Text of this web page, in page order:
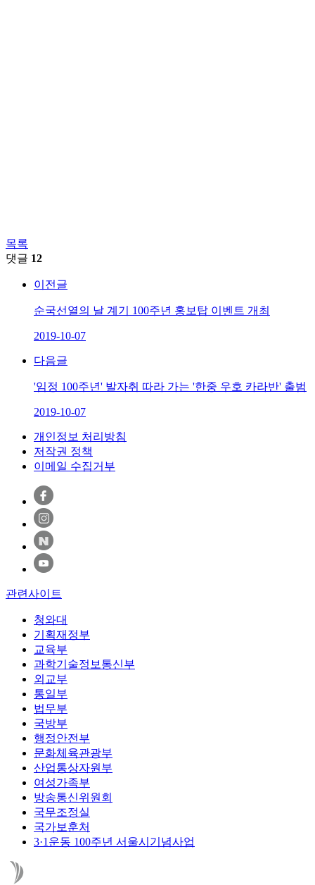
목록
댓글 12
이전글
순국선열의 날 계기 100주년 홍보탑 이벤트 개최
2019-10-07
다음글
'임정 100주년' 발자취 따라 가는 '한중 우호 카라반' 출범
2019-10-07
개인정보 처리방침
저작권 정책
이메일 수집거부
관련사이트
청와대
기획재정부
교육부
과학기술정보통신부
외교부
통일부
법무부
국방부
행정안전부
문화체육관광부
산업통상자원부
여성가족부
방송통신위원회
국무조정실
국가보훈처
3·1운동 100주년 서울시기념사업